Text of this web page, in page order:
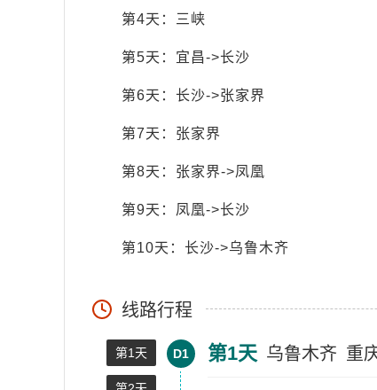
第4天：三峡
第5天：宜昌->长沙
第6天：长沙->张家界
第7天：张家界
第8天：张家界->凤凰
第9天：凤凰->长沙
第10天：长沙->乌鲁木齐
线路行程
第1天 D1 第1天 乌鲁木齐 重